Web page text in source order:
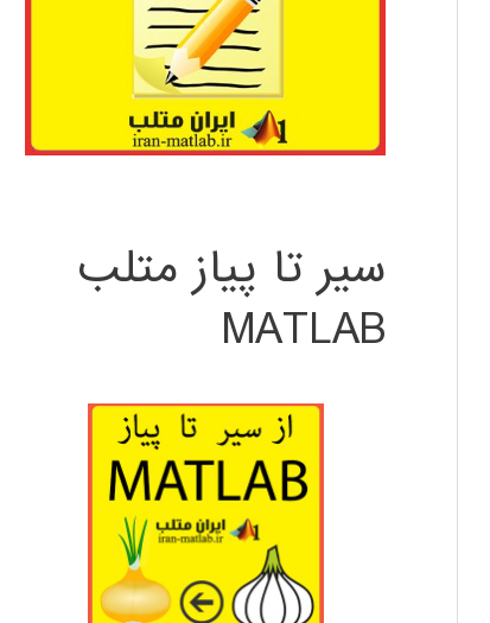
سیر تا پیاز متلب
MATLAB